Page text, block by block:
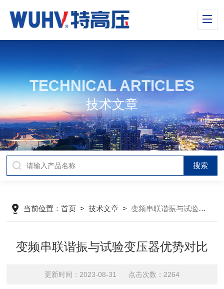
TECHNICAL ARTICLES
技术文章
当前位置：首页 >技术文章 >变频串联谐振与试验变压器优势对比
变频串联谐振与试验变压器优势对比
更新时间：2023-08-31 点击次数：2264